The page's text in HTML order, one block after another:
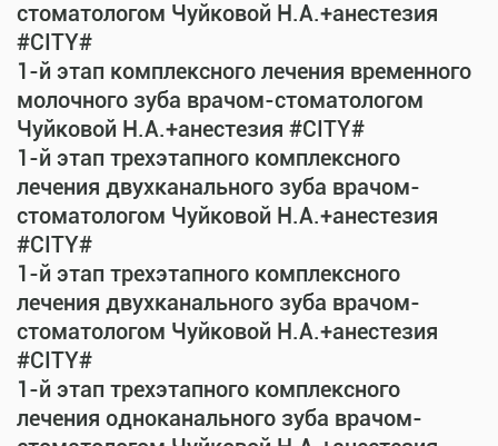
стоматологом Чуйковой Н.А.+анестезия
#CITY#
1-й этап комплексного лечения временного
молочного зуба врачом-стоматологом
Чуйковой Н.А.+анестезия #CITY#
1-й этап трехэтапного комплексного
лечения двухканального зуба врачом-
стоматологом Чуйковой Н.А.+анестезия
#CITY#
1-й этап трехэтапного комплексного
лечения двухканального зуба врачом-
стоматологом Чуйковой Н.А.+анестезия
#CITY#
1-й этап трехэтапного комплексного
лечения одноканального зуба врачом-